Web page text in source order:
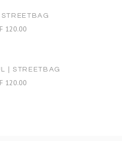
120.00
| STREETBAG
120.00